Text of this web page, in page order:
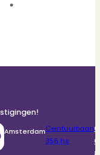
AmsterdamCeintuurbaan
356 hs